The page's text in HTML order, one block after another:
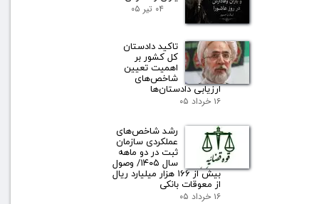
۰۴ تیر ۰۵
تاکید دادستان
کل کشور بر
اهمیت تعیین
شاخص‌های
ارزیابی دادستان‌ها
۱۶ خرداد ۰۵
رشد شاخص‌های
عملکردی سازمان
ثبت در دو ماهه
سال ۱۴۰۵/ وصول
بیش از ۱۶۶ هزار میلیارد ریال
از معوقات بانکی
۱۶ خرداد ۰۵